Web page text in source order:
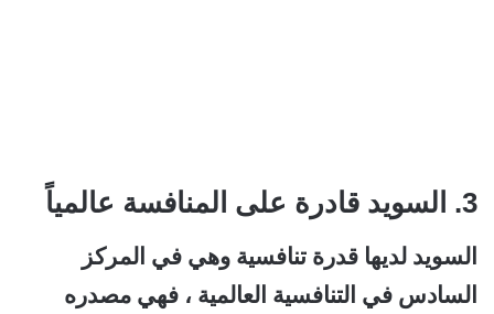
3. السويد قادرة على المنافسة عالمياً
السويد لديها قدرة تنافسية وهي في المركز
السادس في التنافسية العالمية ، فهي مصدره